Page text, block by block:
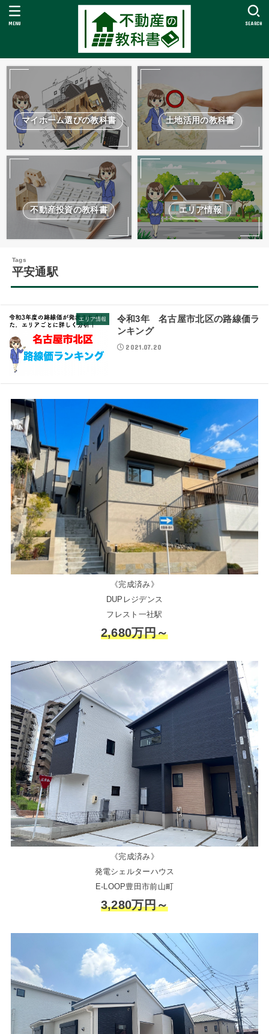
SEARCH
MENU
マイホーム選びの教科書 土地活用の教科書
不動産投資の教科書 エリア情報
平安通駅
エリア情報
令和3年 名古屋市北区の路線価ラ
ンキング
2021.07.20
《完成済み》
DUPレジデンス
フレスト一社駅
2,680万円～
《完成済み》
発電シェルターハウス
E-LOOP豊田市前山町
3,280万円～